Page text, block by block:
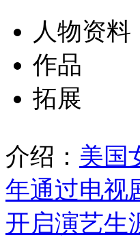
人物资料
作品
拓展
介绍： 美国
年通过电视
开启演艺生